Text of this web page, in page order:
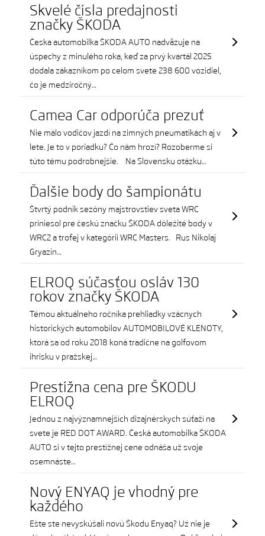
Skvelé čísla predajnosti
značky ŠKODA
Česka automobilka ŠKODA AUTO nadväzuje na
úspechy z minulého roka, keď za prvý kvartál 2025
dodala zákazníkom po celom svete 238 600 vozidiel,
čo je medziročný…
Camea Car odporúča prezuť
Nie málo vodičov jazdí na zimných pneumatikách aj v
lete. Je to v poriadku? Čo nám hrozí? Rozoberme si
túto tému podrobnejšie. Na Slovensku otázku…
Ďalšie body do šampionátu
Štvrtý podnik sezóny majstrovstiev sveta WRC
priniesol pre českú značku ŠKODA dôležité body v
WRC2 a trofej v kategórii WRC Masters. Rus Nikolaj
Gryazin…
ELROQ súčasťou osláv 130
rokov značky ŠKODA
Témou aktuálneho ročníka prehliadky vzácnych
historických automobilov AUTOMOBILOVÉ KLENOTY,
ktorá sa od roku 2018 koná tradične na golfovom
ihrisku v pražskej…
Prestížna cena pre ŠKODU
ELROQ
Jednou z najvýznamnejších dizajnérskych súťaží na
svete je RED DOT AWARD. Česká automobilka ŠKODA
AUTO si v tejto prestížnej cene odnáša už svoje
osemnáste…
Nový ENYAQ je vhodný pre
každého
Ešte ste nevyskúšali novú Škodu Enyaq? Už nie je